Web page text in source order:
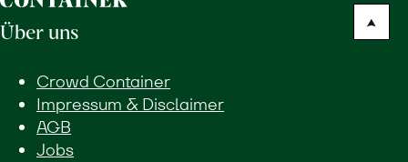
Über uns
Crowd Container
Impressum & Disclaimer
AGB
Jobs